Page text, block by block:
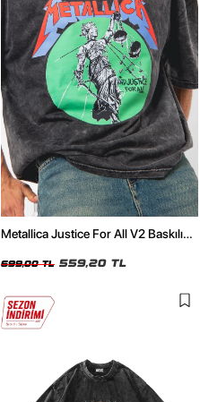
Metallica Justice For All V2 Baskılı
Siyah Tshirt
699,00 TL 559,20 TL